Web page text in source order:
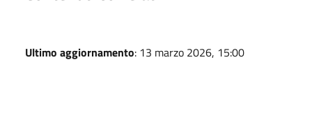
Ultimo aggiornamento: 13 marzo 2026, 15:00